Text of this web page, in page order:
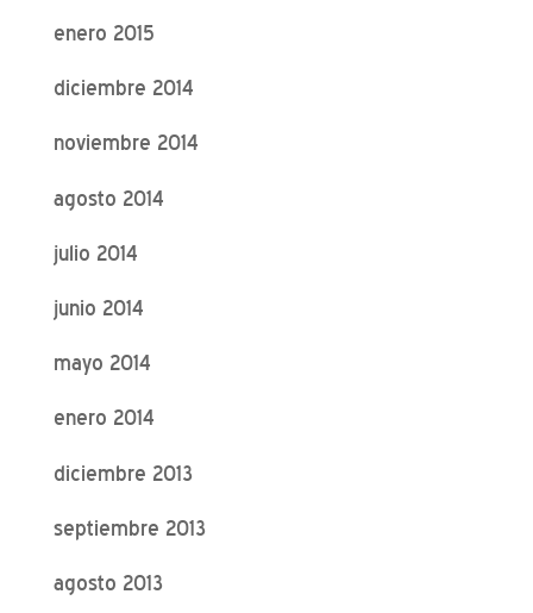
enero 2015
diciembre 2014
noviembre 2014
agosto 2014
julio 2014
junio 2014
mayo 2014
enero 2014
diciembre 2013
septiembre 2013
agosto 2013